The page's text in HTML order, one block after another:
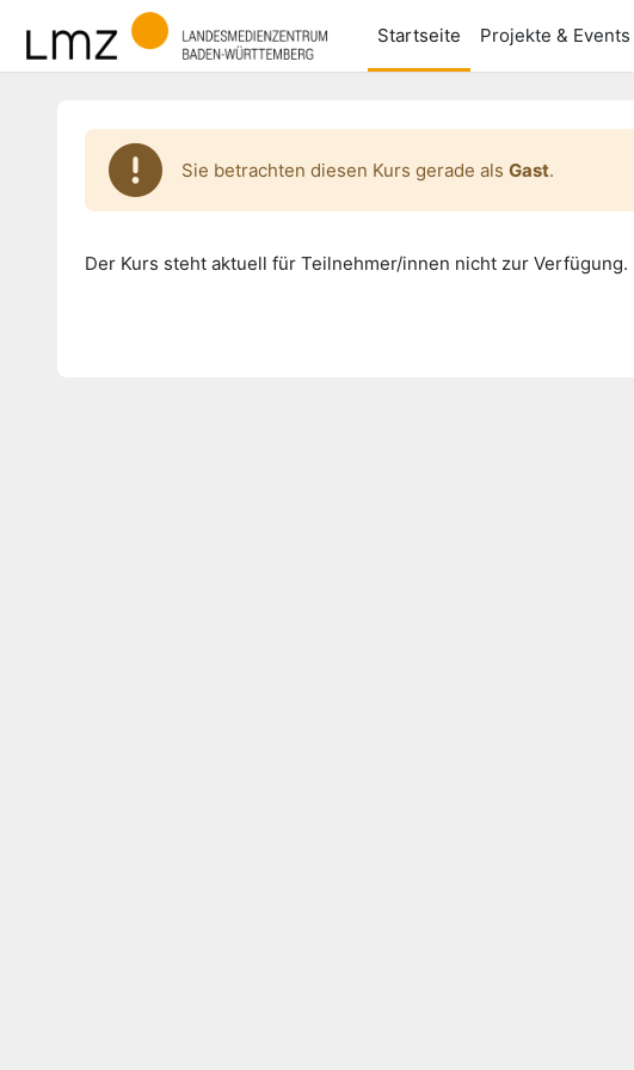
Zum Hauptinhalt
Startseite
Projekte & Events
Sie betrachten diesen Kurs gerade als Gast.
Der Kurs steht aktuell für Teilnehmer/innen nicht zur Verfügung.